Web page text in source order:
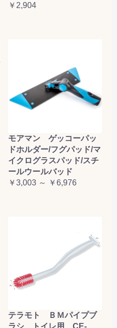
￥2,904
モアマン ゲッコーパッ
ドホルダー/フグパッド/マ
イクログラスパッド/スチ
ールウールバッド
￥3,003 ～ ￥6,976
テラモト ＢＭパイプブ